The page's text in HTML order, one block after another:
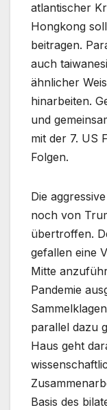
atlantischer
Hongkong
beitragen.
auch
ähnlicher
hinarbeiten.
und
mit der 7. US
Folgen.
Die
noch von
übertroffen.
gefallen eine
Mitte
Pandemie
parallel dazu
Haus geht
Basis des